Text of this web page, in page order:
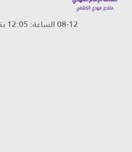
الساعة: 12:05 بتوقيت بيروت